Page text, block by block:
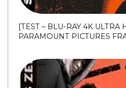
[TEST – BLU-RAY 4K ULTRA
PARAMOUNT PICTURES